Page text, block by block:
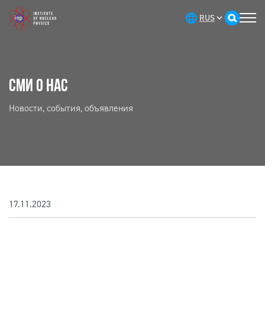
СМИ О НАС
Новости, события, объявления
17.11.2023